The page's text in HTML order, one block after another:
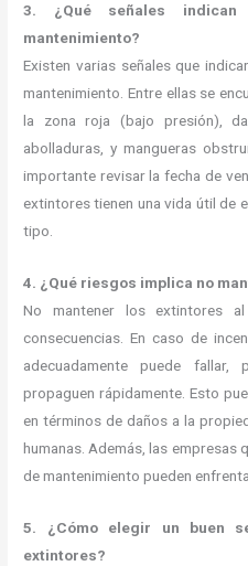
3. ¿Qué señales
mantenimiento?
Existen varias señales que
mantenimiento. Entre ellas se
la zona roja (bajo presión),
abolladuras, y mangueras
importante revisar la fecha de
extintores tienen una vida útil de
tipo.
4. ¿Qué riesgos implica no
No mantener los extintores
consecuencias. En caso de
adecuadamente puede
propaguen rápidamente. Esto
en términos de daños a la
humanas. Además, las empresas
de mantenimiento pueden
5. ¿Cómo elegir un buen
extintores?